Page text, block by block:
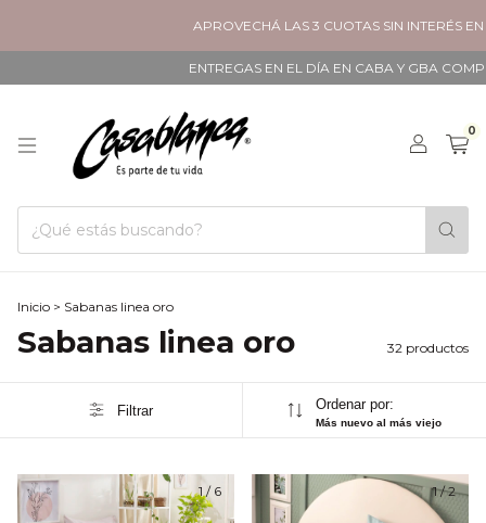
APROVECHÁ LAS 3 CUOTAS SIN INTERÉS EN
ENTREGAS EN EL DÍA EN CABA Y GBA COMPRANDO
0
Inicio > Sabanas linea oro
Sabanas linea oro 32 productos
Filtrar Ordenar por:
Más nuevo al más viejo
1/ 6 1/2